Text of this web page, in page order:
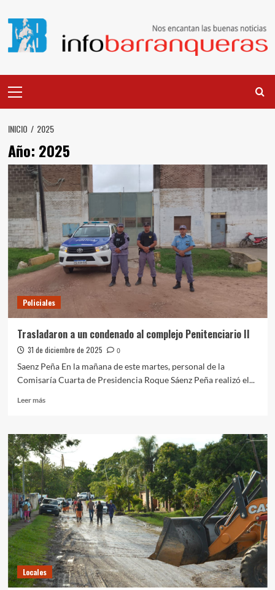
contenido
principal
INICIO 2025
Año: 2025
Policiales
Trasladaron a un condenado al complejo Penitenciario II
31 de diciembre de 2025
0
Saenz Peña En la mañana de este martes, personal de la
Comisaría Cuarta de Presidencia Roque Sáenz Peña realizó el...
Leer másLeer
Trasladaron
a
un
condenado
al
complejo
Penitenciario
II
Locales